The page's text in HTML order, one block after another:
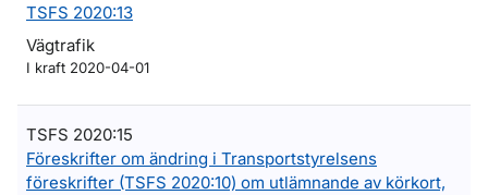
TSFS 2020:13
Vägtrafik
I kraft 2020-04-01
TSFS 2020:15
Föreskrifter om ändring i Transportstyrelsens
föreskrifter (TSFS 2020:10) om utlämnande av körkort,